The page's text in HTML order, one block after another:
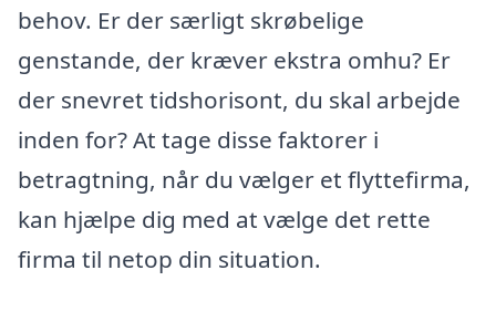
behov. Er der særligt skrøbelige
genstande, der kræver ekstra omhu? Er
der snevret tidshorisont, du skal arbejde
inden for? At tage disse faktorer i
betragtning, når du vælger et flyttefirma,
kan hjælpe dig med at vælge det rette
firma til netop din situation.